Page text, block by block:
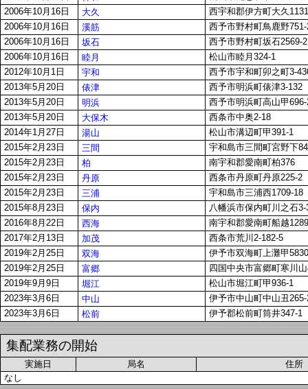
2006年10月16日
大久
西宇和郡伊方町大久
2006年10月16日
溪筋
西予市野村町鳥鹿野
2006年10月16日
坂石
西予市野村町坂石2569-2
2006年10月16日
睦月
松山市睦月324-1
2012年10月1日
宇和
西予市宇和町卯之町3-
2013年5月20日
俵津
西予市明浜町俵津3-132
2013年5月20日
明浜
西予市明浜町高山甲
2013年5月20日
大保木
西条市中奥2-18
2014年1月27日
湯山
松山市溝辺町甲391-1
2015年2月23日
三間
宇和島市三間町宮野下
2015年2月23日
柏
南宇和郡愛南町柏376
2015年2月23日
丹原
西条市丹原町丹原225-2
2015年2月23日
三浦
宇和島市三浦西1709-18
2015年8月23日
保内
八幡浜市保内町川之石3-
2016年8月22日
西海
南宇和郡愛南町船越
2017年2月13日
加茂
西条市荒川2-182-5
2019年2月25日
双海
伊予市双海町上灘甲
2019年2月25日
富郷
四国中央市富郷町寒川
2019年9月9日
堀江
松山市堀江町甲936-1
2023年3月6日
中山
伊予市中山町中山丑
2023年3月6日
松前 伊予郡松前町筒井347-1
集配業務の開始
実施日 局名
住所
なし